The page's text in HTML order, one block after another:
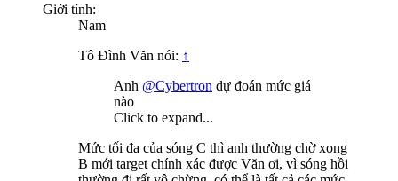
Giới tính:
Nam
Tô Đình Văn nói: ↑
Anh @Cybertron dự đoán mức giá
nào
Click to expand...
Mức tối đa của sóng C thì anh thường chờ xong
B mới target chính xác được Văn ơi, vì sóng hồi